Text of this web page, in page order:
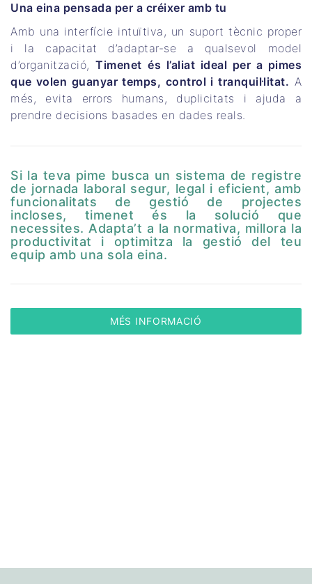
Una eina pensada per a créixer amb tu
Amb una interfície intuïtiva, un suport tècnic proper
i la capacitat d’adaptar-se a qualsevol model
d’organització, Timenet és l’aliat ideal per a pimes
que volen guanyar temps, control i tranquil·litat. A
més, evita errors humans, duplicitats i ajuda a
prendre decisions basades en dades reals.
Si la teva pime busca un sistema de registre
de jornada laboral segur, legal i eficient, amb
funcionalitats de gestió de projectes
incloses, timenet és la solució que
necessites. Adapta’t a la normativa, millora la
productivitat i optimitza la gestió del teu
equip amb una sola eina.
MÉS INFORMACIÓ